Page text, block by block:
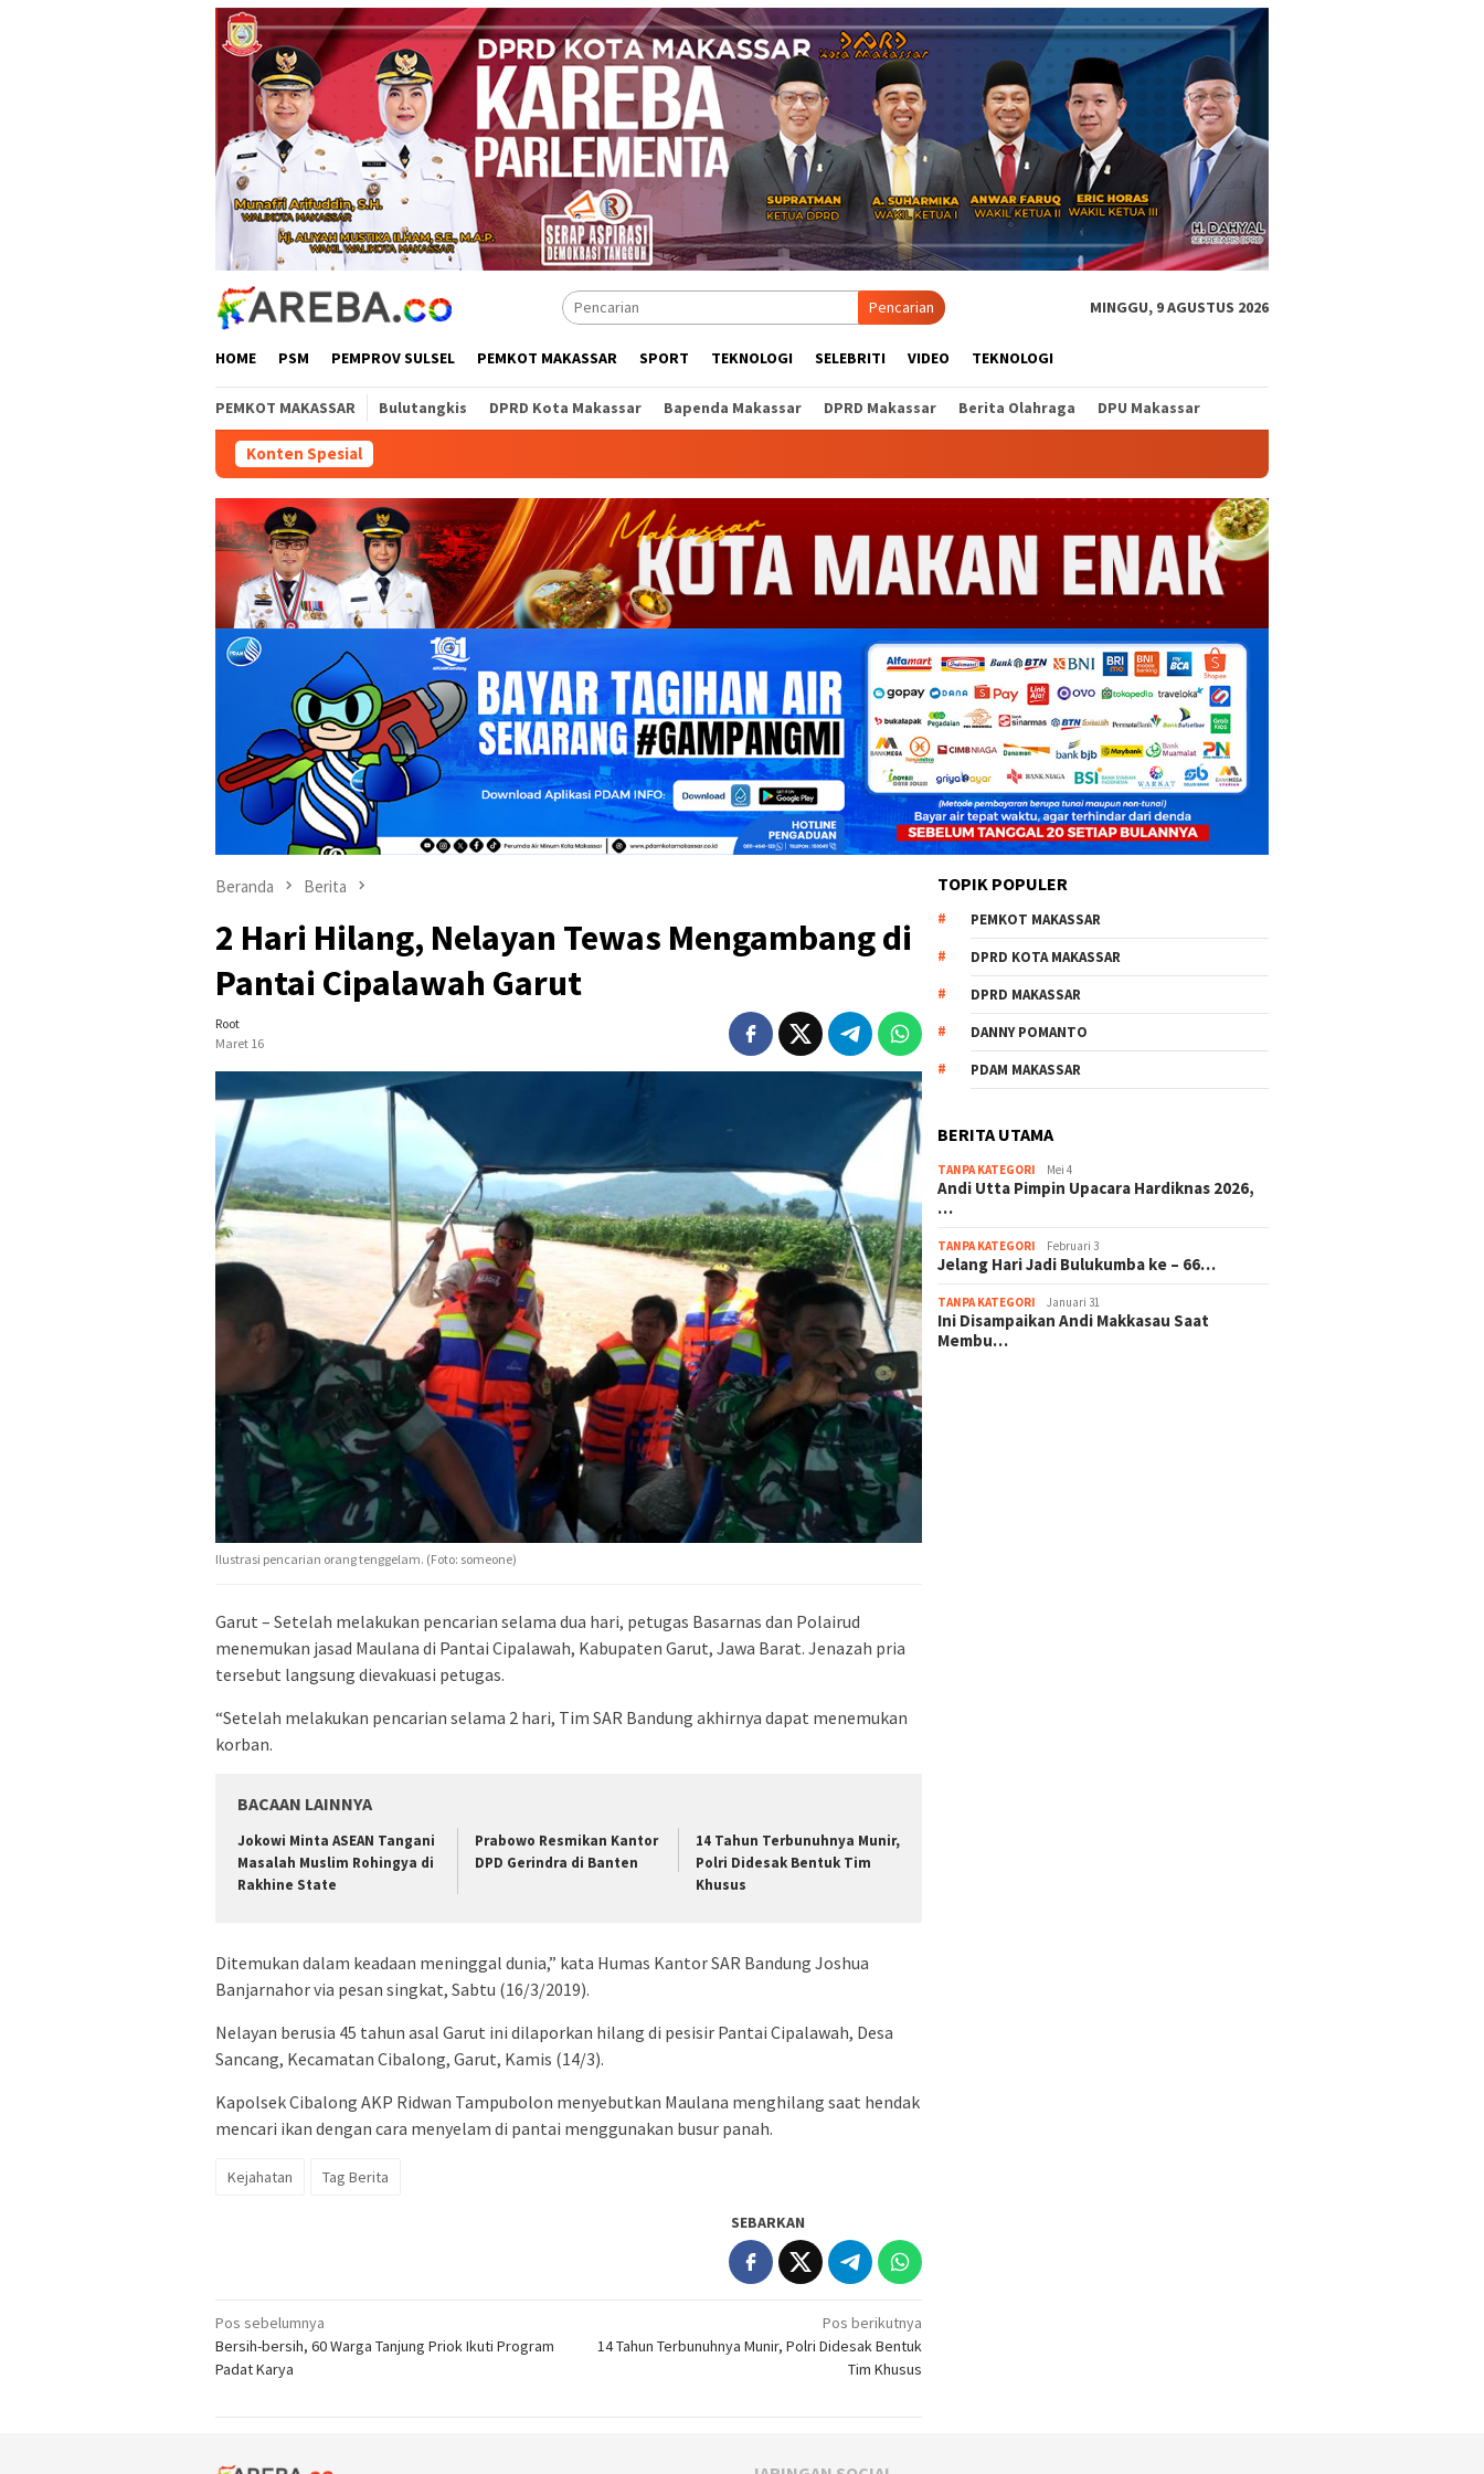
Pencarian MINGGU, 9 AGUSTUS 2026
HOME PSM PEMPROV SULSEL PEMKOT MAKASSAR SPORT TEKNOLOGI SELEBRITI VIDEO TEKNOLOGI
PEMKOT MAKASSAR Bulutangkis DPRD Kota Makassar Bapenda Makassar DPRD Makassar Berita Olahraga DPU Makassar
Konten Spesial
Beranda Berita
2 Hari Hilang, Nelayan Tewas Mengambang di
Pantai Cipalawah Garut
Root
Maret 16
Ilustrasi pencarian orang tenggelam. (Foto: someone)
Garut – Setelah melakukan pencarian selama dua hari, petugas Basarnas dan Polairud
menemukan jasad Maulana di Pantai Cipalawah, Kabupaten Garut, Jawa Barat. Jenazah pria
tersebut langsung dievakuasi petugas.
“Setelah melakukan pencarian selama 2 hari, Tim SAR Bandung akhirnya dapat menemukan
korban.
BACAAN LAINNYA
Jokowi Minta ASEAN Tangani
Masalah Muslim Rohingya di
Rakhine State
Prabowo Resmikan Kantor
DPD Gerindra di Banten
14 Tahun Terbunuhnya Munir,
Polri Didesak Bentuk Tim
Khusus
Ditemukan dalam keadaan meninggal dunia,” kata Humas Kantor SAR Bandung Joshua
Banjarnahor via pesan singkat, Sabtu (16/3/2019).
Nelayan berusia 45 tahun asal Garut ini dilaporkan hilang di pesisir Pantai Cipalawah, Desa
Sancang, Kecamatan Cibalong, Garut, Kamis (14/3).
Kapolsek Cibalong AKP Ridwan Tampubolon menyebutkan Maulana menghilang saat hendak
mencari ikan dengan cara menyelam di pantai menggunakan busur panah.
Kejahatan Tag Berita
SEBARKAN
Navigasi
pos
Pos sebelumnya
Bersih-bersih, 60 Warga Tanjung Priok Ikuti Program
Padat Karya
Pos berikutnya
14 Tahun Terbunuhnya Munir, Polri Didesak Bentuk
Tim Khusus
TOPIK POPULER
PEMKOT MAKASSAR
DPRD KOTA MAKASSAR
DPRD MAKASSAR
DANNY POMANTO
PDAM MAKASSAR
BERITA UTAMA
TANPA KATEGORI Mei 4
Andi Utta Pimpin Upacara Hardiknas 2026,
…
TANPA KATEGORI Februari 3
Jelang Hari Jadi Bulukumba ke – 66…
TANPA KATEGORI Januari 31
Ini Disampaikan Andi Makkasau Saat
Membu…